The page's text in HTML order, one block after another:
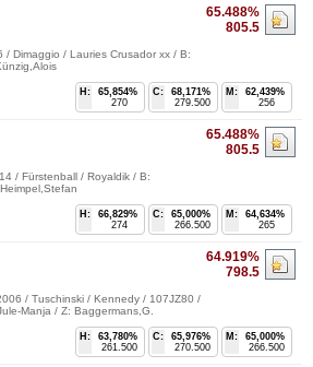
65.488%
805.5
/ Dimaggio / Lauries Crusador xx / B:
M:
62,439%
256
C:
68,171%
279.500
H:
65,854%
270
65.488%
805.5
/ Fürstenball / Royaldik / B:
M:
64,634%
265
C:
65,000%
266.500
H:
66,829%
274
64.919%
798.5
/ Tuschinski / Kennedy / 107JZ80 /
Manja / Z: Baggermans,G.
M:
65,000%
266.500
C:
65,976%
270.500
H:
63,780%
261.500